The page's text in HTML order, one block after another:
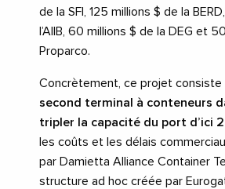
de la SFI, 125 millions $ de la
l’AIIB, 60 millions $ de la DEG et
Proparco.
Concrètement, ce projet consiste
second terminal à conteneurs
tripler la capacité du port d’ici
les coûts et les délais
par Damietta Alliance Container
structure ad hoc créée par